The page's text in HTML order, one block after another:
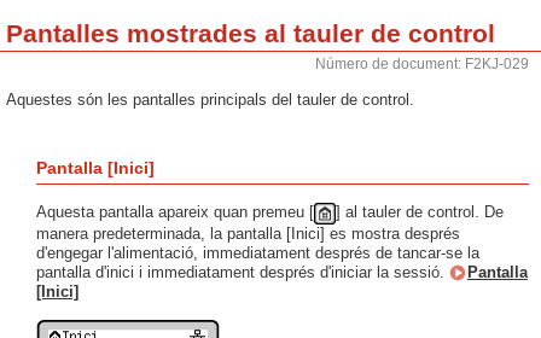
Pantalles mostrades al tauler de control
Número de document: F2KJ-029
Aquestes són les pantalles principals del tauler de control.
Pantalla [Inici]
Aquesta pantalla apareix quan premeu [
] al tauler de control. De
manera predeterminada, la pantalla [Inici] es mostra després
d'engegar l'alimentació, immediatament després de tancar-se la
pantalla d'inici i immediatament després d'iniciar la sessió.
Pantalla
[Inici]